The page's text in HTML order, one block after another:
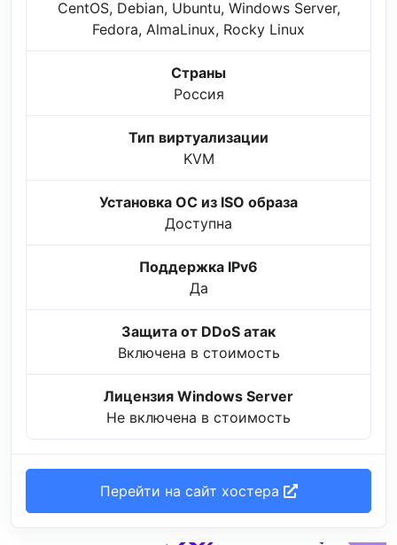
CentOS, Debian, Ubuntu, Windows Server,
Fedora, AlmaLinux, Rocky Linux
Страны
Россия
Тип виртуализации
KVM
Установка ОС из ISO образа
Доступна
Поддержка IPv6
Да
Защита от DDoS атак
Включена в стоимость
Лицензия Windows Server
Не включена в стоимость
Перейти на сайт хостера